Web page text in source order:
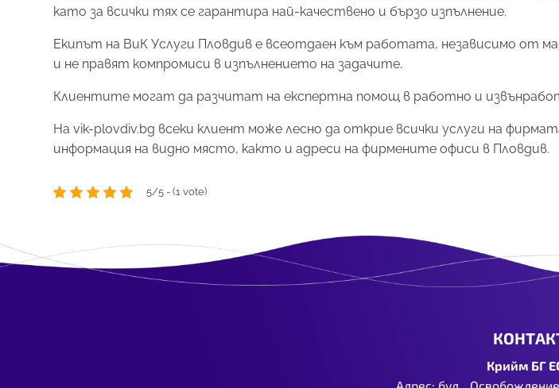
като за всички тях се гарантира най-качествено и бързо изпълнение.
Екипът на ВиК Услуги Пловдив е всеотдаен към работата, независимо
и не правят компромиси в изпълнението на задачите.
Клиентите могат да разчитат на експертна помощ в работно и
На vik-plovdiv.bg всеки клиент може лесно да открие всички услуги на
информация на видно място, както и адреси на фирмените офиси в Пловдив.
5/5 - (1 vote)
Крийм БГ